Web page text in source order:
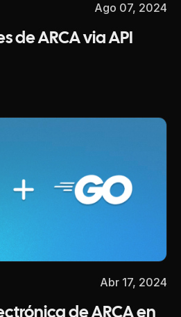
Ago 07, 2024
de ARCA via API
Abr 17, 2024
de ARCA en